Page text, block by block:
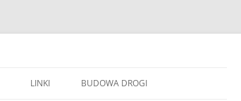
LINKI BUDOWA DROGI